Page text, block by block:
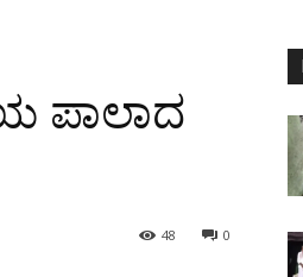
ಪಾಲಾದ
0
48